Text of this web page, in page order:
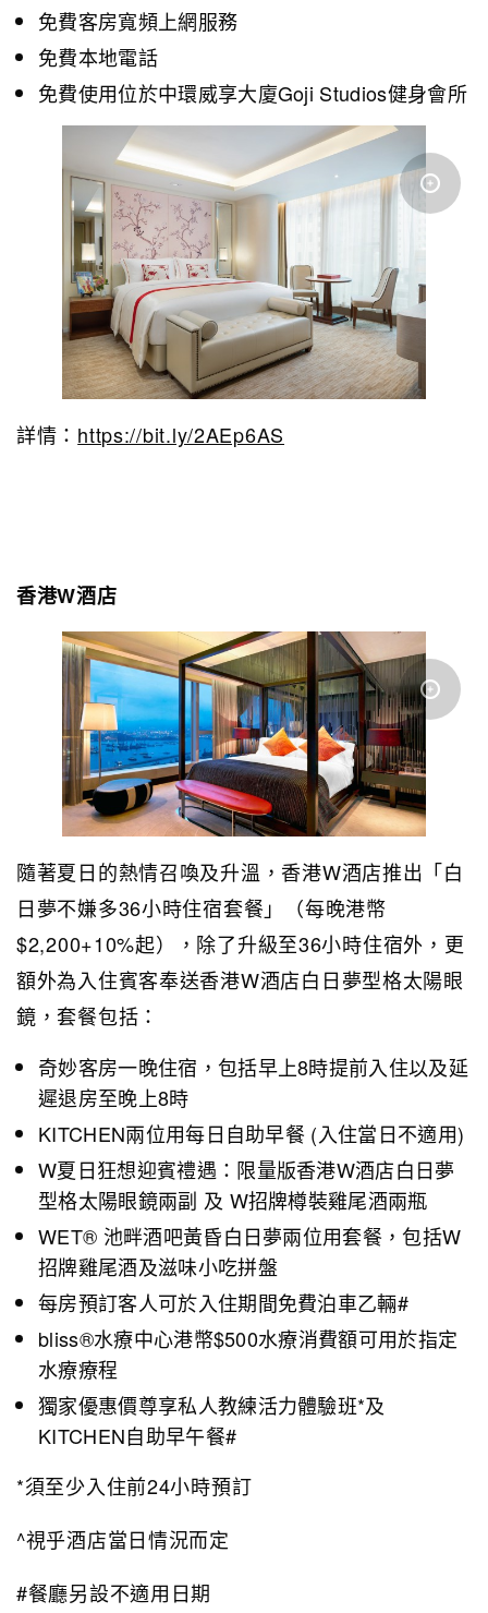
免費客房寬頻上網服務
免費本地電話
免費使用位於中環威享大廈Goji Studios健身會所
詳情： https://bit.ly/2AEp6AS
香港W酒店
隨著夏日的熱情召喚及升溫，香港W酒店推出「白
日夢不嫌多36小時住宿套餐」（每晚港幣
$2,200+10%起），除了升級至36小時住宿外，更
額外為入住賓客奉送香港W酒店白日夢型格太陽眼
鏡，套餐包括：
奇妙客房一晚住宿，包括早上8時提前入住以及延
遲退房至晚上8時
KITCHEN兩位用每日自助早餐 (入住當日不適用)
W夏日狂想迎賓禮遇：限量版香港W酒店白日夢
型格太陽眼鏡兩副 及 W招牌樽裝雞尾酒兩瓶
WET® 池畔酒吧黃昏白日夢兩位用套餐，包括W
招牌雞尾酒及滋味小吃拼盤
每房預訂客人可於入住期間免費泊車乙輛#
bliss®水療中心港幣$500水療消費額可用於指定
水療療程
獨家優惠價尊享私人教練活力體驗班*及
KITCHEN自助早午餐#
*須至少入住前24小時預訂
^視乎酒店當日情況而定
#餐廳另設不適用日期